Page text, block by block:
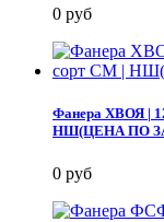
0 руб
Фанера ХВОЯ |
НШ(ЦЕНА ПО
0 руб